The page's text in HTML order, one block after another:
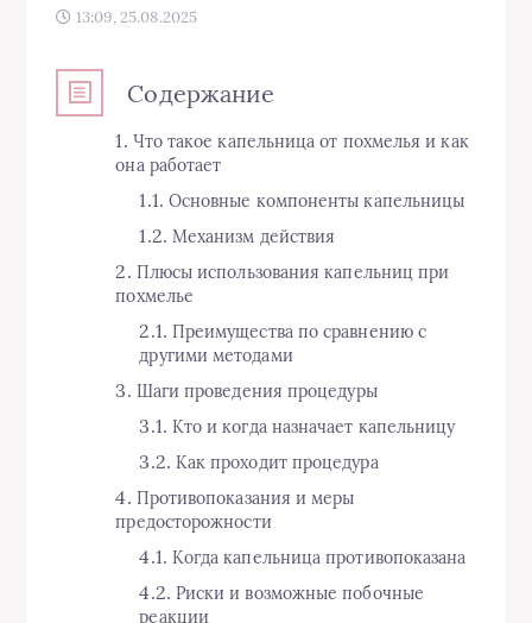
13:09, 25.08.2025
Содержание
Что такое капельница от похмелья и как
она работает
Основные компоненты капельницы
Механизм действия
Плюсы использования капельниц при
похмелье
Преимущества по сравнению с
другими методами
Шаги проведения процедуры
Кто и когда назначает капельницу
Как проходит процедура
Противопоказания и меры
предосторожности
Когда капельница противопоказана
Риски и возможные побочные
реакции